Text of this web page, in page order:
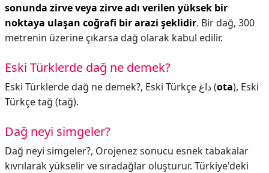
sonunda zirve veya zirve adı verilen yüksek bir
noktaya ulaşan coğrafi bir arazi şeklidir. Bir dağ, 300
metrenin üzerine çıkarsa dağ olarak kabul edilir.
Eski Türklerde dağ ne demek?
Eski Türklerde dağ ne demek?, Eski Türkçe داغ‎ (ota), Eski
Türkçe tağ‎ (tağ).
Dağ neyi simgeler?
Dağ neyi simgeler?, Orojenez sonucu esnek tabakalar
kıvrılarak yükselir ve sıradağlar oluşturur. Türkiye'deki